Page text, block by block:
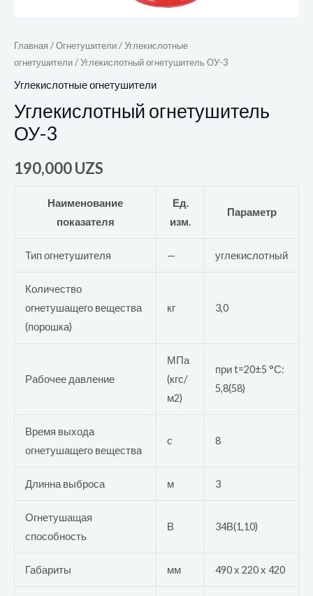
Главная /Огнетушители/Углекислотные
огнетушители/ Углекислотный огнетушитель ОУ-3
Углекислотные огнетушители
Углекислотный огнетушитель
ОУ-3
190,000UZS
Наименование
показателя
Ед.
изм.
Параметр
Тип огнетушителя — углекислотный
Количество
огнетушащего вещества
(порошка)
кг 3,0
Рабочее давление
МПа
(кгс/
м2)
при t=20±5 °С:
5,8(58)
Время выхода
огнетушащего вещества
с 8
Длинна выброса м 3
Огнетушащая
способность
В 34В(1,10)
Габариты мм 490 х 220 х 420